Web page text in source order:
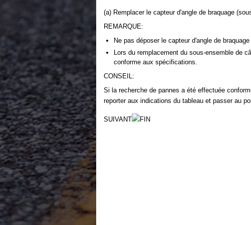
(a) Remplacer le capteur d'angle de braquage
REMARQUE:
Ne pas déposer le capteur d'angle de
Lors du remplacement du sous-ensemble de
conforme aux spécifications.
CONSEIL:
Si la recherche de pannes a été effectuée
reporter aux indications du tableau et passer au
SUIVANT FIN